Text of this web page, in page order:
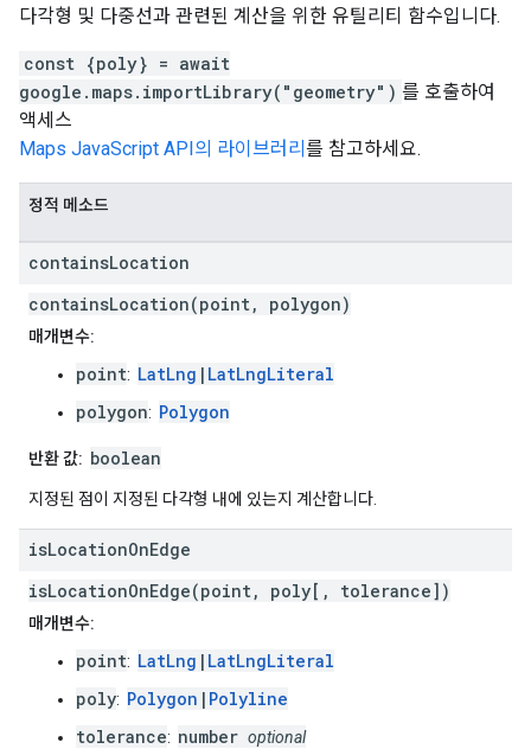
다각형 및 다중선과 관련된 계산을 위한 유틸리티 함수입니다.
const {poly} = await
google.maps.importLibrary("geometry") 를 호출하여
액세스
Maps JavaScript API의 라이브러리 를 참고하세요.
정적 메소드
containsLocation
containsLocation(point, polygon)
매개변수:
point: LatLng | LatLngLiteral
polygon: Polygon
반환 값: boolean
지정된 점이 지정된 다각형 내에 있는지 계산합니다.
isLocationOnEdge
isLocationOnEdge(point, poly[, tolerance])
매개변수:
point: LatLng | LatLngLiteral
poly: Polygon | Polyline
tolerance: number optional